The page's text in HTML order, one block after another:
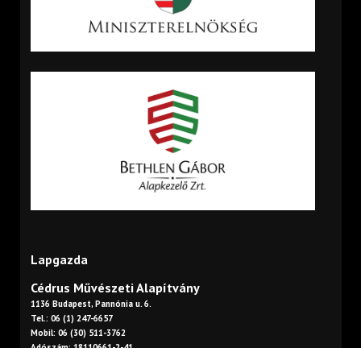
Lapgazda
Cédrus Művészeti Alapítvány
1136 Budapest, Pannónia u. 6.
Tel.: 06 (1) 247-6657
Mobil: 06 (30) 511-3762